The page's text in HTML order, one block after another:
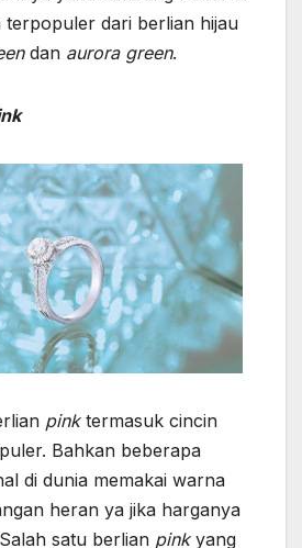
terpopuler dari berlian hijau
dan aurora green.
pink termasuk cincin
Bahkan beberapa
di dunia memakai warna
heran ya jika harganya
satu berlian pink yang